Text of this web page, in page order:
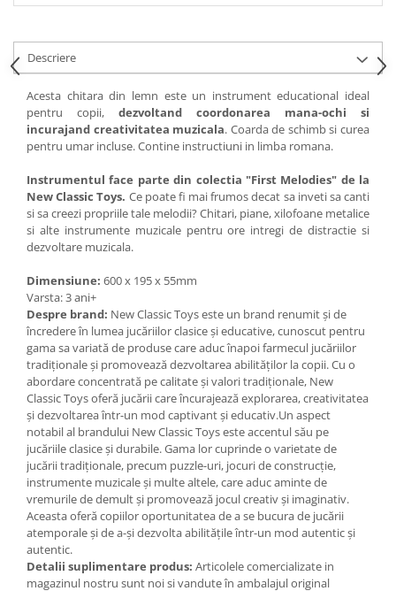
Descriere
Acesta chitara din lemn este un instrument educational ideal
pentru copii, dezvoltand coordonarea mana-ochi si
incurajand creativitatea muzicala. Coarda de schimb si curea
pentru umar incluse. Contine instructiuni in limba romana.
Instrumentul face parte din colectia "First Melodies" de la
New Classic Toys. Ce poate fi mai frumos decat sa inveti sa canti
si sa creezi propriile tale melodii? Chitari, piane, xilofoane metalice
si alte instrumente muzicale pentru ore intregi de distractie si
dezvoltare muzicala.
Dimensiune: 600 x 195 x 55mm
Varsta: 3 ani+
Despre brand: New Classic Toys este un brand renumit și de
încredere în lumea jucăriilor clasice și educative, cunoscut pentru
gama sa variată de produse care aduc înapoi farmecul jucăriilor
tradiționale și promovează dezvoltarea abilităților la copii. Cu o
abordare concentrată pe calitate și valori tradiționale, New
Classic Toys oferă jucării care încurajează explorarea, creativitatea
și dezvoltarea într-un mod captivant și educativ.Un aspect
notabil al brandului New Classic Toys este accentul său pe
jucăriile clasice și durabile. Gama lor cuprinde o varietate de
jucării tradiționale, precum puzzle-uri, jocuri de construcție,
instrumente muzicale și multe altele, care aduc aminte de
vremurile de demult și promovează jocul creativ și imaginativ.
Aceasta oferă copiilor oportunitatea de a se bucura de jucării
atemporale și de a-și dezvolta abilitățile într-un mod autentic și
autentic.
Detalii suplimentare produs: Articolele comercializate in
magazinul nostru sunt noi si vandute în ambalajul original